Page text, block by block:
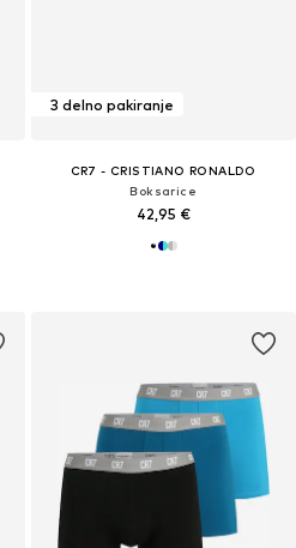
3 delno pakiranje
CR7 - CRISTIANO RONALDO
Boksarice
42,95 €